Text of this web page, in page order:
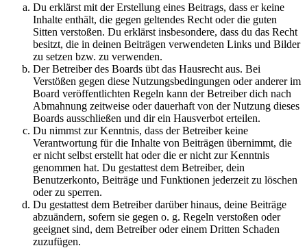
Du erklärst mit der Erstellung eines Beitrags, dass er keine
Inhalte enthält, die gegen geltendes Recht oder die guten
Sitten verstoßen. Du erklärst insbesondere, dass du das Recht
besitzt, die in deinen Beiträgen verwendeten Links und Bilder
zu setzen bzw. zu verwenden.
Der Betreiber des Boards übt das Hausrecht aus. Bei
Verstößen gegen diese Nutzungsbedingungen oder anderer im
Board veröffentlichten Regeln kann der Betreiber dich nach
Abmahnung zeitweise oder dauerhaft von der Nutzung dieses
Boards ausschließen und dir ein Hausverbot erteilen.
Du nimmst zur Kenntnis, dass der Betreiber keine
Verantwortung für die Inhalte von Beiträgen übernimmt, die
er nicht selbst erstellt hat oder die er nicht zur Kenntnis
genommen hat. Du gestattest dem Betreiber, dein
Benutzerkonto, Beiträge und Funktionen jederzeit zu löschen
oder zu sperren.
Du gestattest dem Betreiber darüber hinaus, deine Beiträge
abzuändern, sofern sie gegen o. g. Regeln verstoßen oder
geeignet sind, dem Betreiber oder einem Dritten Schaden
zuzufügen.